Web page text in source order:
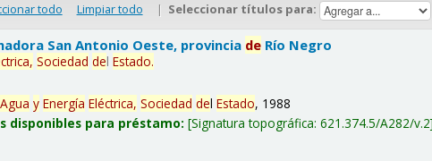
todo Limpiar todo | Seleccionar títulos para:
San Antonio Oeste, provincia de Río Negro
Sociedad delEstado.
Agua y Energía Eléctrica, Sociedad delEstado, 1988
disponibles para préstamo: Signatura topográfica:621.374.5/A282/v.2